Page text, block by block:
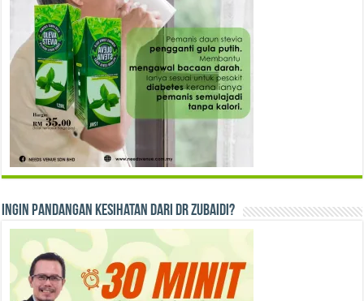
Ingin Pandangan Kesihatan dari Dr Zubaidi?